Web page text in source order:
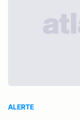
ALERTE